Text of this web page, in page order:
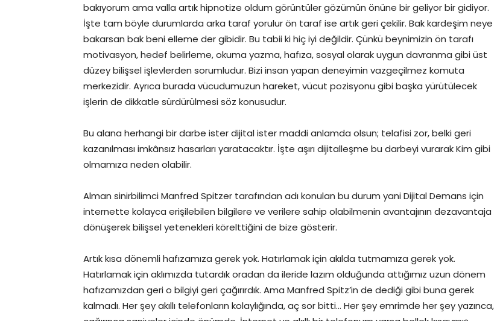
bakıyorum ama valla artık hipnotize oldum görüntüler gözümün önüne bir geliyor bir gidiyor.
İşte tam böyle durumlarda arka taraf yorulur ön taraf ise artık geri çekilir. Bak kardeşim neye
bakarsan bak beni elleme der gibidir. Bu tabii ki hiç iyi değildir. Çünkü beynimizin ön tarafı
motivasyon, hedef belirleme, okuma yazma, hafıza, sosyal olarak uygun davranma gibi üst
düzey bilişsel işlevlerden sorumludur. Bizi insan yapan deneyimin vazgeçilmez komuta
merkezidir. Ayrıca burada vücudumuzun hareket, vücut pozisyonu gibi başka yürütülecek
işlerin de dikkatle sürdürülmesi söz konusudur.
Bu alana herhangi bir darbe ister dijital ister maddi anlamda olsun; telafisi zor, belki geri
kazanılması imkânsız hasarları yaratacaktır. İşte aşırı dijitalleşme bu darbeyi vurarak Kim gibi
olmamıza neden olabilir.
Alman sinirbilimci Manfred Spitzer tarafından adı konulan bu durum yani Dijital Demans için
internette kolayca erişilebilen bilgilere ve verilere sahip olabilmenin avantajının dezavantaja
dönüşerek bilişsel yetenekleri körelttiğini de bize gösterir.
Artık kısa dönemli hafızamıza gerek yok. Hatırlamak için akılda tutmamıza gerek yok.
Hatırlamak için aklımızda tutardık oradan da ileride lazım olduğunda attığımız uzun dönem
hafızamızdan geri o bilgiyi geri çağırırdık. Ama Manfred Spitz’in de dediği gibi buna gerek
kalmadı. Her şey akıllı telefonların kolaylığında, aç sor bitti… Her şey emrimde her şey yazınca,